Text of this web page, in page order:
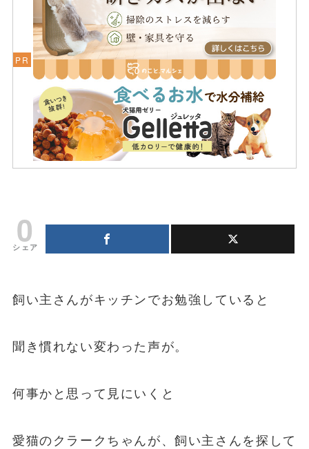
0
シェア
飼い主さんがキッチンでお勉強していると
聞き慣れない変わった声が。
何事かと思って見にいくと
愛猫のクラークちゃんが、飼い主さんを探して